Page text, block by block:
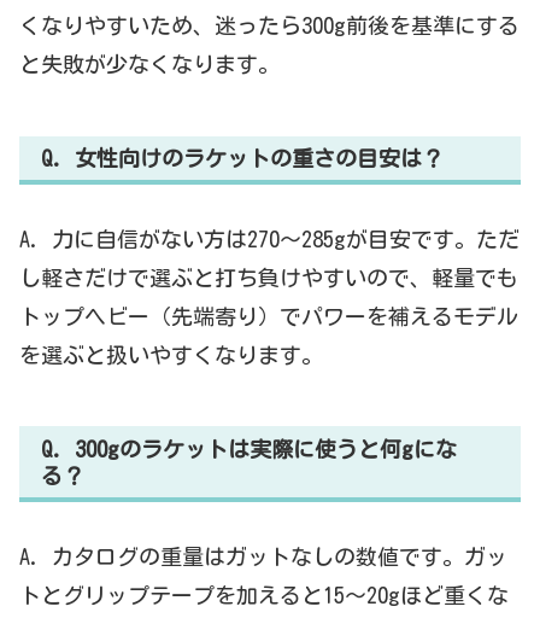
くなりやすいため、迷ったら300g前後を基準にする
と失敗が少なくなります。
Q. 女性向けのラケットの重さの目安は？
A. 力に自信がない方は270〜285gが目安です。ただ
し軽さだけで選ぶと打ち負けやすいので、軽量でも
トップヘビー（先端寄り）でパワーを補えるモデル
を選ぶと扱いやすくなります。
Q. 300gのラケットは実際に使うと何gにな
る？
A. カタログの重量はガットなしの数値です。ガッ
トとグリップテープを加えると15〜20gほど重くな